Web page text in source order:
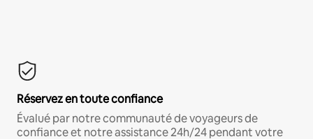
Réservez en toute confiance
Évalué par notre communauté de voyageurs de
confiance et notre assistance 24h/24 pendant votre